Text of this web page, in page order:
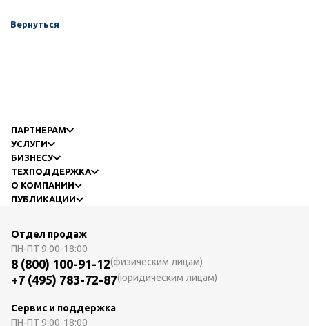
Вернуться
ПАРТНЕРАМ
УСЛУГИ
БИЗНЕСУ
ТЕХПОДДЕРЖКА
О КОМПАНИИ
ПУБЛИКАЦИИ
Отдел продаж
ПН-ПТ 9:00-18:00
8 (800) 100-91-12(физическим лицам)
+7 (495) 783-72-87(юридическим лицам)
Сервис и поддержка
ПН-ПТ 9:00-18:00